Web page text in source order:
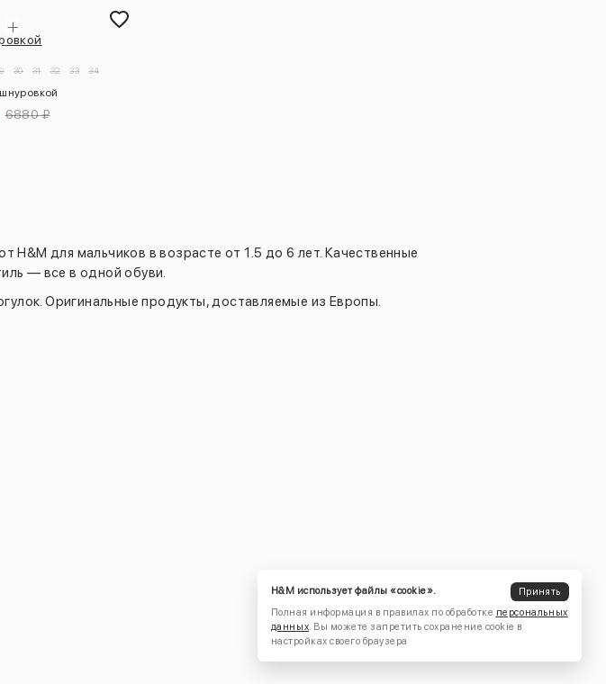
30 31 32 33 34
6880 ₽
для мальчиков в возрасте от 1.5 до 6 лет. Качественные
— все в одной обуви.
Оригинальные продукты, доставляемые из Европы.
H&M использует файлы «cookie».
Принять
Полная информация в правилах по обработке персональных
данных. Вы можете запретить сохранение cookie в
настройках своего браузера